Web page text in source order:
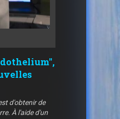
d'obtenir de
À l'aide d'un